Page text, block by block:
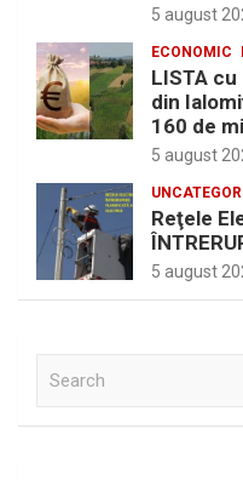
5 august
ECONOMIC
LISTA cu
din
160 de
5 august
Reţele
5 august